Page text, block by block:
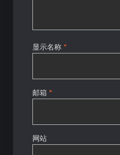
显示名称 *
邮箱 *
网站